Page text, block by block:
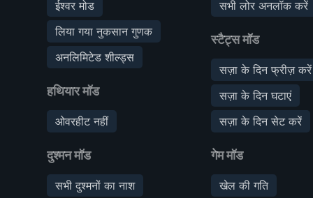
ईश्वर मोड
लिया गया नुकसान गुणक
अनलिमिटेड शील्ड्स
हथियार मॉड
ओवरहीट नहीं
दुश्मन मॉड
सभी दुश्मनों का नाश
सभी लोर अनलॉक करें
स्टैट्स मॉड
सज़ा के दिन फ्रीज़ करें
सज़ा के दिन घटाएं
सज़ा के दिन सेट करें
गेम मॉड
खेल की गति